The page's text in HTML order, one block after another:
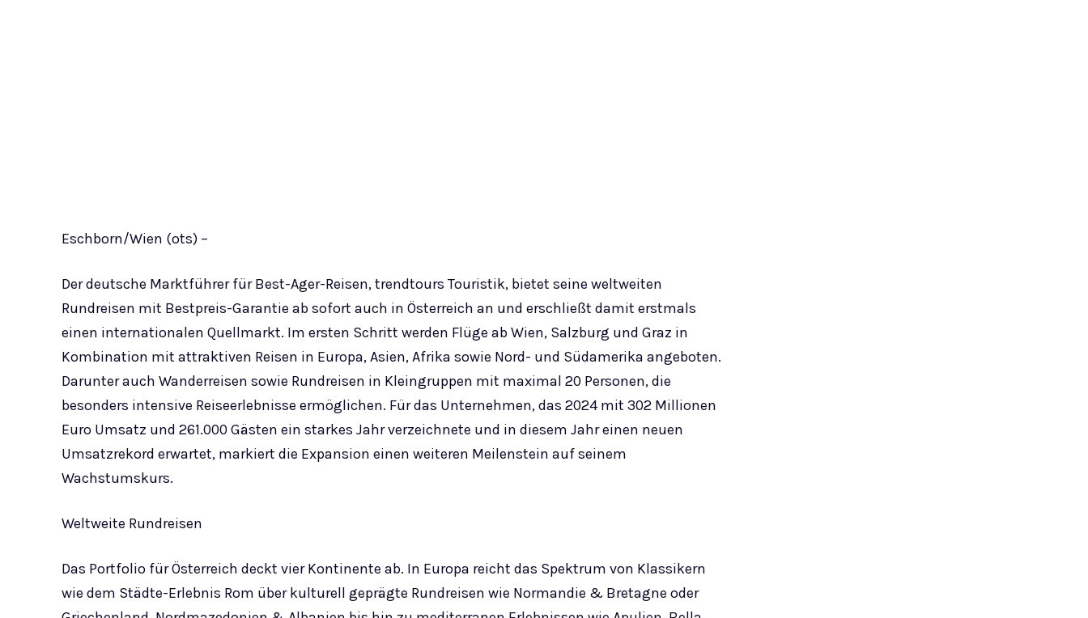
Eschborn/Wien (ots) –
Der deutsche Marktführer für Best-Ager-Reisen, trendtours Touristik, bietet seine weltweiten
Rundreisen mit Bestpreis-Garantie ab sofort auch in Österreich an und erschließt damit erstmals
einen internationalen Quellmarkt. Im ersten Schritt werden Flüge ab Wien, Salzburg und Graz in
Kombination mit attraktiven Reisen in Europa, Asien, Afrika sowie Nord- und Südamerika angeboten.
Darunter auch Wanderreisen sowie Rundreisen in Kleingruppen mit maximal 20 Personen, die
besonders intensive Reiseerlebnisse ermöglichen. Für das Unternehmen, das 2024 mit 302 Millionen
Euro Umsatz und 261.000 Gästen ein starkes Jahr verzeichnete und in diesem Jahr einen neuen
Umsatzrekord erwartet, markiert die Expansion einen weiteren Meilenstein auf seinem
Wachstumskurs.
Weltweite Rundreisen
Das Portfolio für Österreich deckt vier Kontinente ab. In Europa reicht das Spektrum von Klassikern
wie dem Städte-Erlebnis Rom über kulturell geprägte Rundreisen wie Normandie & Bretagne oder